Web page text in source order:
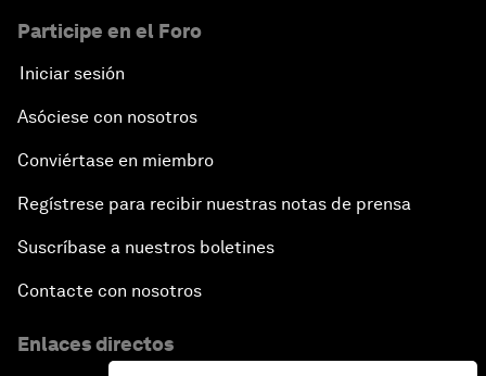
Participe en el Foro
Iniciar sesión
Asóciese con nosotros
Conviértase en miembro
Regístrese para recibir nuestras notas de prensa
Suscríbase a nuestros boletines
Contacte con nosotros
Enlaces directos